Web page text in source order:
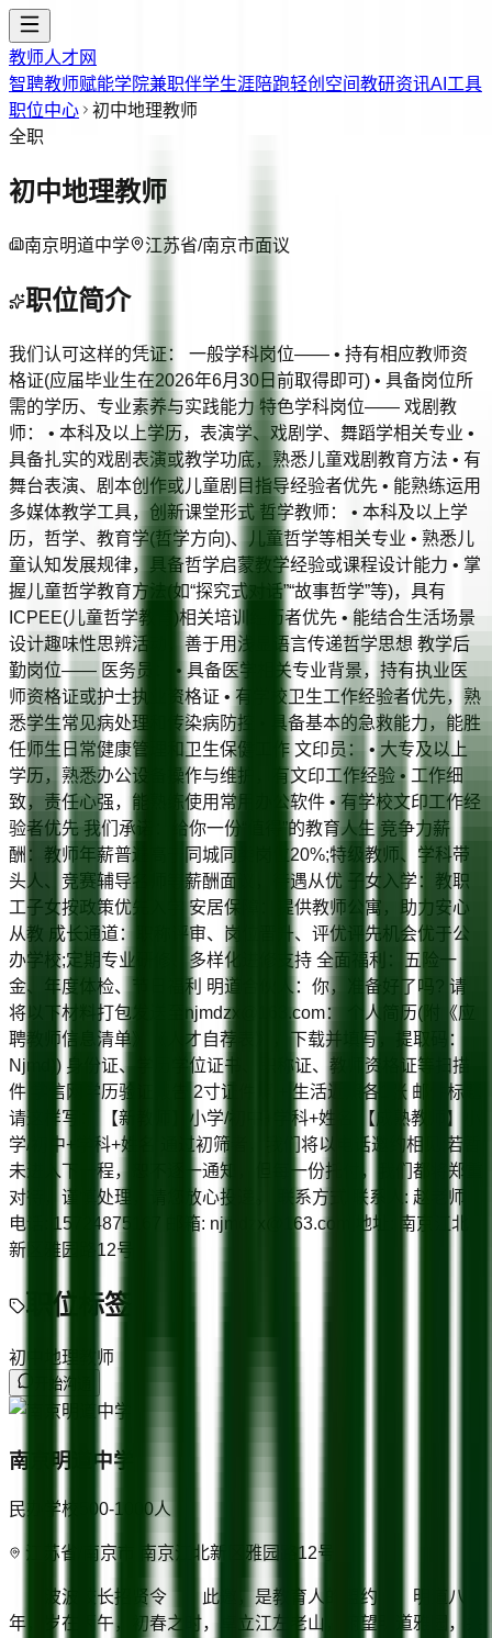
教师人才网
智聘教师赋能学院兼职伴学生涯陪跑轻创空间教研资讯AI工具
职位中心
初中地理教师
全职
初中地理教师
南京明道中学 江苏省/南京市面议
职位简介
我们认可这样的凭证： 一般学科岗位—— • 持有相应教师资
格证(应届毕业生在2026年6月30日前取得即可) • 具备岗位所
需的学历、专业素养与实践能力 特色学科岗位—— 戏剧教
师： • 本科及以上学历，表演学、戏剧学、舞蹈学相关专业 •
具备扎实的戏剧表演或教学功底，熟悉儿童戏剧教育方法 • 有
舞台表演、剧本创作或儿童剧目指导经验者优先 • 能熟练运用
多媒体教学工具，创新课堂形式 哲学教师： • 本科及以上学
历，哲学、教育学(哲学方向)、儿童哲学等相关专业 • 熟悉儿
童认知发展规律，具备哲学启蒙教学经验或课程设计能力 • 掌
握儿童哲学教育方法(如“探究式对话”“故事哲学”等)，具有
ICPEE(儿童哲学教育)相关培训经历者优先 • 能结合生活场景
设计趣味性思辨活动，善于用浅显语言传递哲学思想 教学后
勤岗位—— 医务员： • 具备医学相关专业背景，持有执业医
师资格证或护士执业资格证 • 有学校卫生工作经验者优先，熟
悉学生常见病处理和传染病防控 • 具备基本的急救能力，能胜
任师生日常健康管理和卫生保健工作 文印员： • 大专及以上
学历，熟悉办公设备操作与维护，有文印工作经验 • 工作细
致，责任心强，能熟练使用常用办公软件 • 有学校文印工作经
验者优先 我们承诺：给你一份“值得”的教育人生 竞争力薪
酬：教师年薪普遍高于同城同类岗位20%;特级教师、学科带
头人、竞赛辅导名师等薪酬面议，待遇从优 子女入学：教职
工子女按政策优先入学 安居保障：提供教师公寓，助力安心
从教 成长通道：职称评审、岗位晋升、评优评先机会优于公
办学校;定期专业研修、多样化进修支持 全面福利：五险一
金、年度体检、节日福利 明道合伙人：你，准备好了吗? 请
将以下材料打包发送至njmdzx@163.com： 个人简历(附《应
聘教师信息清单》《人才自荐表》，下载并填写，提取码：
Njmd)) 身份证、学历学位证书、职称证、教师资格证等扫描
件 学信网学历验证报告 2寸证件照 + 生活近照各1张 邮件标题
请这样写： 【新教师】小学/初中+学科+姓名 【成熟教师】小
学/初中+学科+姓名 通过初筛者，我们将以电话邀约相见;若暂
未进入下一程，恕不逐一通知，但每一份托付，我们都将郑重
对待，谨慎处理，请您放心投递。 联系方式 联系人: 赵老师
电话: 15724875167 邮箱: njmdzx@163.com 地址: 南京江北
新区雅园路12号
职位标签
初中地理教师
开始沟通
南京明道中学
民办学校 500-1000人
江苏省/南京市 南京江北新区雅园路12号
波波校长招贤令 此邀，是教育人的盟约 明道八
年，岁在丙午，初春之时，卓立江左老山，俯望明道雅园，共